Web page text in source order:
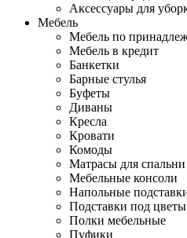
Аксессуары для
Мебель
Мебель по
Мебель в кредит
Банкетки
Барные стулья
Буфеты
Диваны
Кресла
Кровати
Комоды
Матрасы для спальни
Мебельные консоли
Напольные
Подставки под цветы
Полки мебельные
Пуфики